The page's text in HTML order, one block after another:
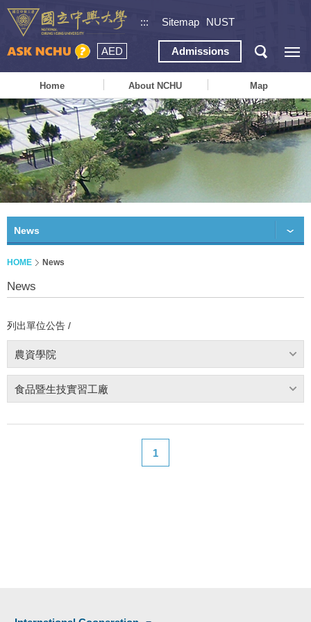
::: Sitemap NUST
AED Admissions
Home About NCHU Map
News
HOME News
News
列出單位公告 /
農資學院
食品暨生技實習工廠
1